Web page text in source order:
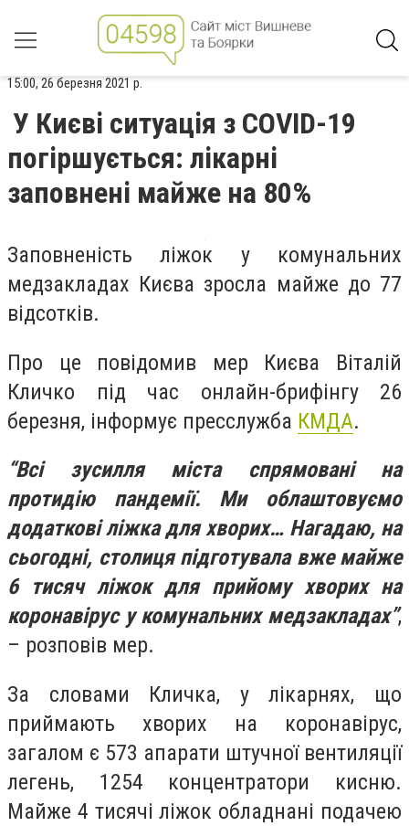
15:00, 26 березня 2021 р.
У Києві ситуація з COVID-19
погіршується: лікарні
заповнені майже на 80%
Заповненість ліжок у комунальних
медзакладах Києва зросла майже до 77
відсотків.
Про це повідомив мер Києва Віталій
Кличко під час онлайн-брифінгу 26
березня, інформує пресслужба КМДА.
“Всі зусилля міста спрямовані на
протидію пандемії. Ми облаштовуємо
додаткові ліжка для хворих… Нагадаю, на
сьогодні, столиця підготувала вже майже
6 тисяч ліжок для прийому хворих на
коронавірус у комунальних медзакладах”,
– розповів мер.
За словами Кличка, у лікарнях, що
приймають хворих на коронавірус,
загалом є 573 апарати штучної вентиляції
легень, 1254 концентратори кисню.
Майже 4 тисячі ліжок обладнані подачею